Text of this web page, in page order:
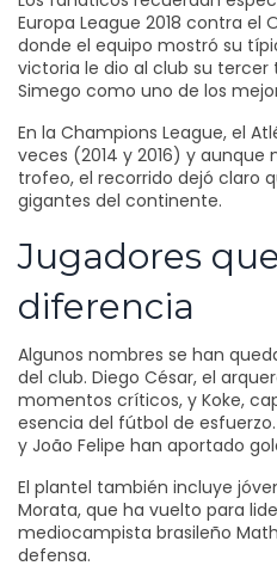
Europa League 2018 contra el
donde el equipo mostró su
victoria le dio al club su
Simego como uno de los
En la Champions League, el
veces (2014 y 2016) y aunque
trofeo, el recorrido dejó claro
gigantes del continente.
Jugadores
diferencia
Algunos nombres se han
del club. Diego César, el
momentos críticos, y Koke,
esencia del fútbol de
y João Felipe han aportado
El plantel también incluye
Morata, que ha vuelto para
mediocampista brasileño
defensa.